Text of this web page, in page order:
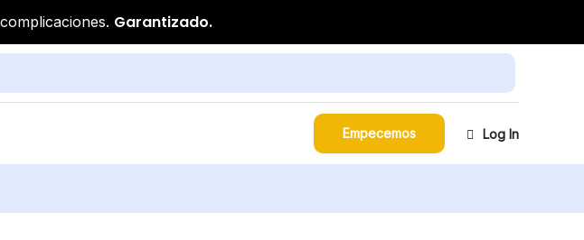
Garantizado.
Empecemos Log In